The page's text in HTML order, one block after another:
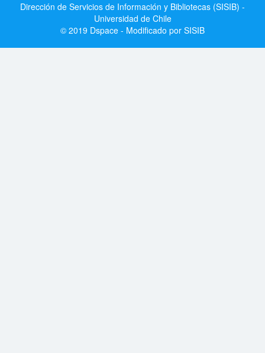
Dirección de Servicios de Información y Bibliotecas (SISIB) -
Universidad de Chile
© 2019 Dspace - Modificado por SISIB